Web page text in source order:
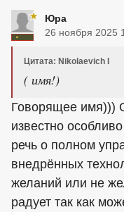
Юра
26 ноября 2025
Цитата: Nikolaevich I
( имя!)
Говорящее имя)))
известно
речь о полном
внедрённых
желаний или не
радует так как